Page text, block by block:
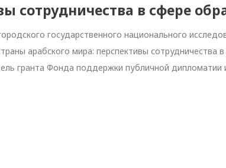
сотрудничества в сфере
государственного национального
арабского мира: перспективы сотрудничества
гранта Фонда поддержки публичной дипломатии